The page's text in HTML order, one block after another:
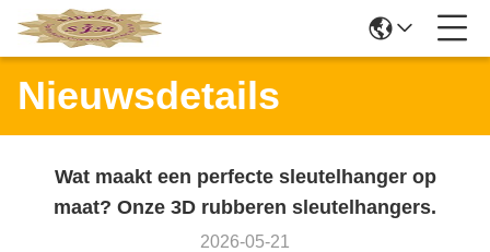
Nieuwsdetails
Wat maakt een perfecte sleutelhanger op
maat? Onze 3D rubberen sleutelhangers.
2026-05-21